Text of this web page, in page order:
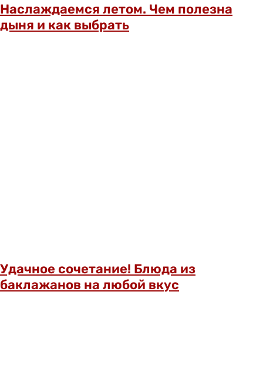
Наслаждаемся летом. Чем полезна
дыня и как выбрать
Удачное сочетание! Блюда из
баклажанов на любой вкус